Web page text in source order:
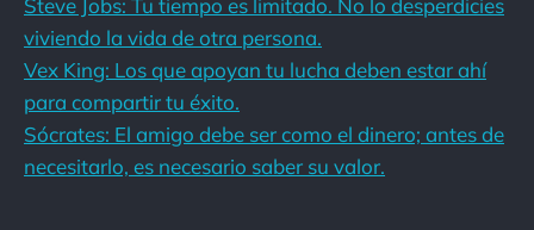
Steve Jobs: Tu tiempo es limitado. No lo desperdicies
viviendo la vida de otra persona.
Vex King: Los que apoyan tu lucha deben estar ahí
para compartir tu éxito.
Sócrates: El amigo debe ser como el dinero; antes de
necesitarlo, es necesario saber su valor.